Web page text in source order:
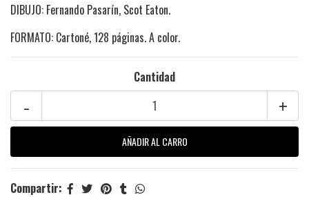
DIBUJO: Fernando Pasarín, Scot Eaton.
FORMATO: Cartoné, 128 páginas. A color.
Cantidad
+
-
Compartir: